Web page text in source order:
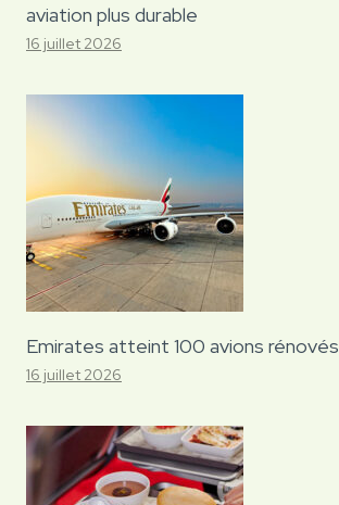
aviation plus durable
16 juillet 2026
Emirates atteint 100 avions rénovés
16 juillet 2026